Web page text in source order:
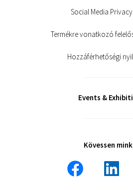
Social Media
Termékre vonatkozó
Hozzáférhetőségi
Events &
Kövessen